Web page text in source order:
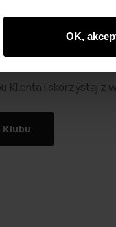
OK,
Ochnik
Klienta i skorzystaj
Klubu